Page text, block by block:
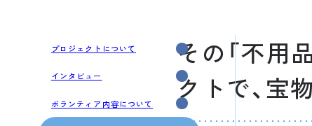
プロジェクトについて
インタビュー
ボランティア内容について
その「不用
クトで、宝